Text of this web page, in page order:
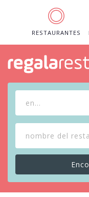
RESTAURANTES
en...